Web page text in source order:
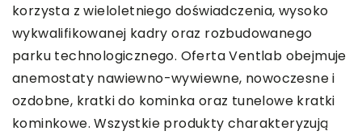
korzysta z wieloletniego doświadczenia, wysoko
wykwalifikowanej kadry oraz rozbudowanego
parku technologicznego. Oferta Ventlab obejmuje
anemostaty nawiewno-wywiewne, nowoczesne i
ozdobne, kratki do kominka oraz tunelowe kratki
kominkowe. Wszystkie produkty charakteryzują